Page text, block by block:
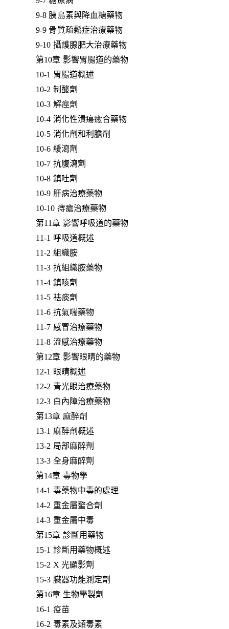
9-8 胰島素與降血糖藥物
9-9 骨質疏鬆症治療藥物
9-10 攝護腺肥大治療藥物
第10章 影響胃腸道的藥物
10-1 胃腸道概述
10-2 制酸劑
10-3 解痙劑
10-4 消化性潰瘍癒合藥物
10-5 消化劑和利膽劑
10-6 緩瀉劑
10-7 抗腹瀉劑
10-8 鎮吐劑
10-9 肝病治療藥物
10-10 痔瘡治療藥物
第11章 影響呼吸道的藥物
11-1 呼吸道概述
11-2 組織胺
11-3 抗組織胺藥物
11-4 鎮咳劑
11-5 祛痰劑
11-6 抗氣喘藥物
11-7 感冒治療藥物
11-8 流感治療藥物
第12章 影響眼睛的藥物
12-1 眼睛概述
12-2 青光眼治療藥物
12-3 白內障治療藥物
第13章 麻醉劑
13-1 麻醉劑概述
13-2 局部麻醉劑
13-3 全身麻醉劑
第14章 毒物學
14-1 毒藥物中毒的處理
14-2 重金屬螯合劑
14-3 重金屬中毒
第15章 診斷用藥物
15-1 診斷用藥物概述
15-2 X 光顯影劑
15-3 臟器功能測定劑
第16章 生物學製劑
16-1 疫苗
16-2 毒素及類毒素